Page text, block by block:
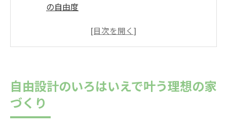
の自由度
いろはいえなら理想の暮らしと家事動線も
いろはいえの標準仕様を活かした理想の家
いろはいえの施工例から学ぶ理想の住まい
自由設計のいろはいえで叶う理想の家
づくり